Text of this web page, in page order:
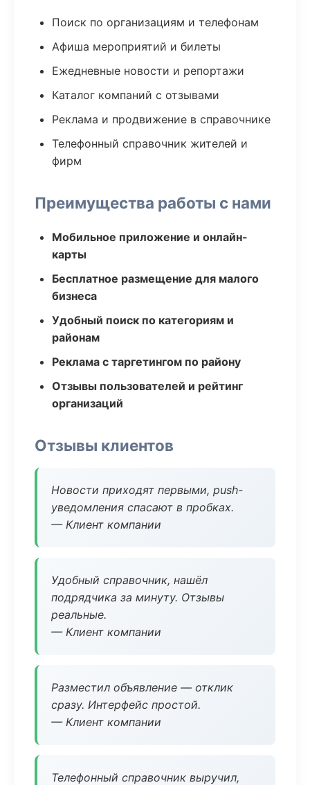
Поиск по организациям и телефонам
Афиша мероприятий и билеты
Ежедневные новости и репортажи
Каталог компаний с отзывами
Реклама и продвижение в справочнике
Телефонный справочник жителей и
фирм
Преимущества работы с нами
Мобильное приложение и онлайн-
карты
Бесплатное размещение для малого
бизнеса
Удобный поиск по категориям и
районам
Реклама с таргетингом по району
Отзывы пользователей и рейтинг
организаций
Отзывы клиентов
Новости приходят первыми, push-
уведомления спасают в пробках.
— Клиент компании
Удобный справочник, нашёл
подрядчика за минуту. Отзывы
реальные.
— Клиент компании
Разместил объявление — отклик
сразу. Интерфейс простой.
— Клиент компании
Телефонный справочник выручил,